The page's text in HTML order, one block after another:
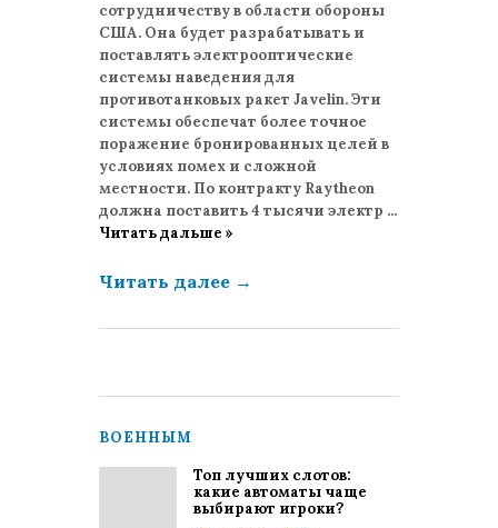
сотрудничеству в области обороны
США. Она будет разрабатывать и
поставлять электрооптические
системы наведения для
противотанковых ракет Javelin. Эти
системы обеспечат более точное
поражение бронированных целей в
условиях помех и сложной
местности. По контракту Raytheon
должна поставить 4 тысячи электр ...
Читать дальше »
Читать далее →
ВОЕННЫМ
Топ лучших слотов:
какие автоматы чаще
выбирают игроки?